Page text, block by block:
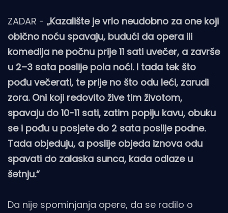
ZADAR - „Kazalište je vrlo neudobno za one koji
obično noću spavaju, budući da opera ili
komedija ne počnu prije 11 sati uvečer, a završe
u 2–3 sata poslije pola noći. I tada tek što
pođu večerati, te prije no što odu leći, zarudi
zora. Oni koji redovito žive tim životom,
spavaju do 10-11 sati, zatim popiju kavu, obuku
se i pođu u posjete do 2 sata poslije podne.
Tada objeduju, a poslije objeda iznova odu
spavati do zalaska sunca, kada odlaze u
šetnju.“
Da nije spominjanja opere, da se radilo o